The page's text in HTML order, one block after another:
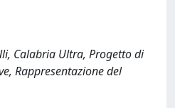
Calabria Ultra, Progetto di
Rappresentazione del